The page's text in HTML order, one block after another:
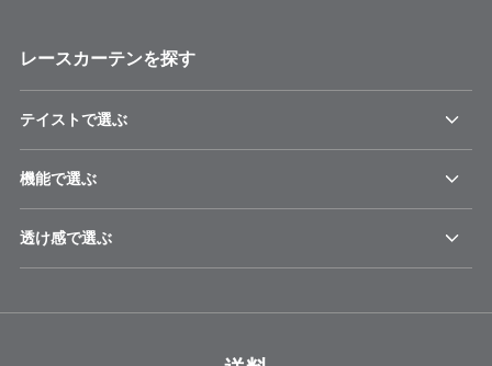
レースカーテンを探す
テイストで選ぶ
機能で選ぶ
透け感で選ぶ